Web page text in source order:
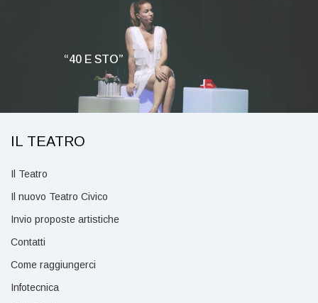
“40 E STO”
IL TEATRO
Il Teatro
Il nuovo Teatro Civico
Invio proposte artistiche
Contatti
Come raggiungerci
Infotecnica